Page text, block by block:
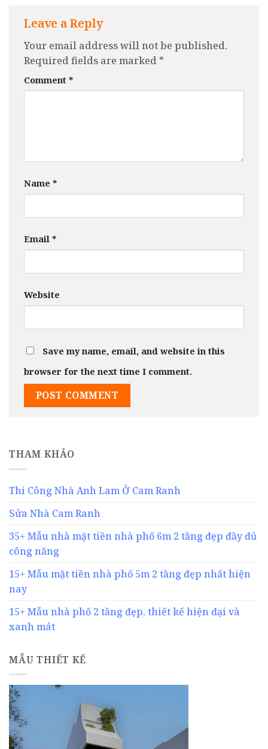
Leave a Reply
Your email address will not be published.
Required fields are marked *
Comment *
Name *
Email *
Website
Save my name, email, and website in this
browser for the next time I comment.
THAM KHẢO
Thi Công Nhà Anh Lam Ở Cam Ranh
Sửa Nhà Cam Ranh
35+ Mẫu nhà mặt tiền nhà phố 6m 2 tầng đẹp đầy đủ
công năng
15+ Mẫu mặt tiền nhà phố 5m 2 tầng đẹp nhất hiện
nay
15+ Mẫu nhà phố 2 tầng đẹp, thiết kế hiện đại và
xanh mát
MẪU THIẾT KẾ